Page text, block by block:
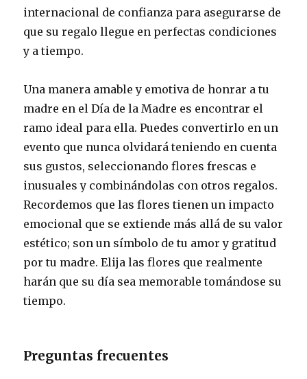
internacional de confianza para asegurarse de
que su regalo llegue en perfectas condiciones
y a tiempo.
Una manera amable y emotiva de honrar a tu
madre en el Día de la Madre es encontrar el
ramo ideal para ella. Puedes convertirlo en un
evento que nunca olvidará teniendo en cuenta
sus gustos, seleccionando flores frescas e
inusuales y combinándolas con otros regalos.
Recordemos que las flores tienen un impacto
emocional que se extiende más allá de su valor
estético; son un símbolo de tu amor y gratitud
por tu madre. Elija las flores que realmente
harán que su día sea memorable tomándose su
tiempo.
Preguntas frecuentes